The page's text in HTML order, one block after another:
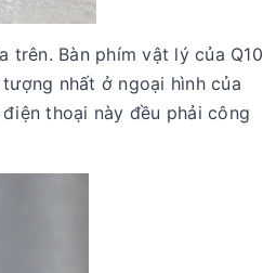
trên. Bàn phím vật lý của Q10
nhất ở ngoại hình của
thoại này đều phải công